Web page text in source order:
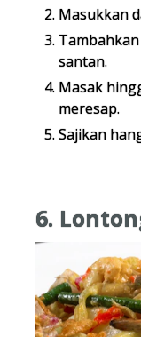
Masukkan
santan.
Masak
meresap.
Sajikan
6.